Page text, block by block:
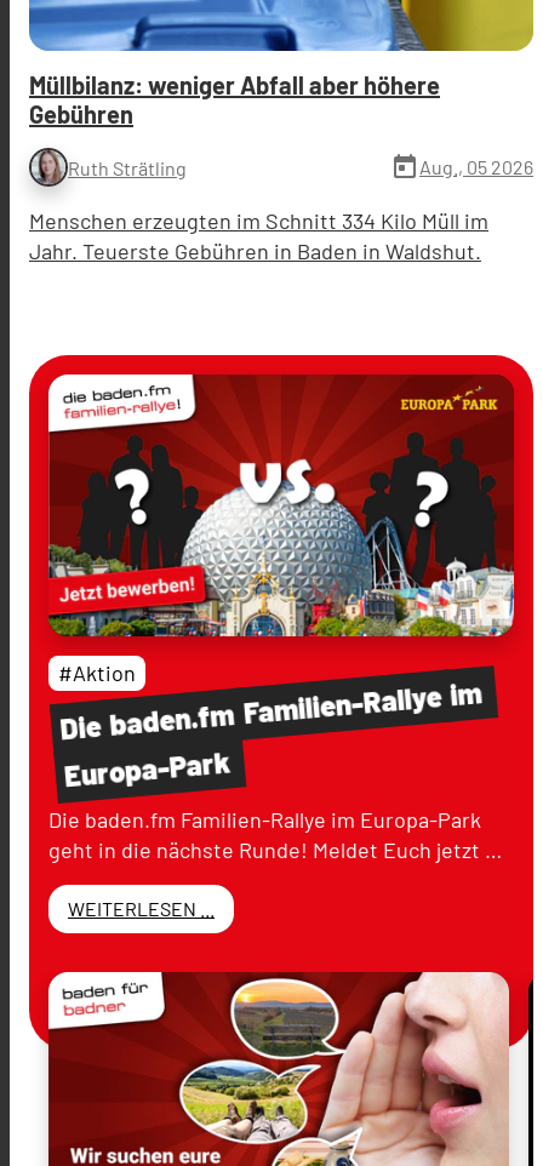
Müllbilanz: weniger Abfall aber höhere
Gebühren
Ruth Strätling today Aug., 05 2026
Menschen erzeugten im Schnitt 334 Kilo Müll im
Jahr. Teuerste Gebühren in Baden in Waldshut.
Diebaden.fmFamilien-Rallyeim
Europa-Park
#Aktion
Die baden.fm Familien-Rallye im Europa-Park
geht in die nächste Runde! Meldet Euch jetzt …
WEITERLESEN ...